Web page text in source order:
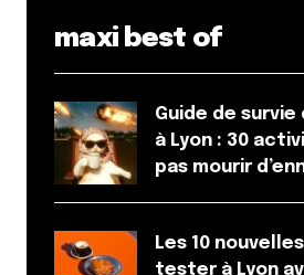
champs obligatoires sont
Name*
E-mail*
Prévenez-moi de tous les
par e-mail.
maxi best of
Guide de survie
à Lyon : 30
pas mourir
Les 10
tester à Lyon